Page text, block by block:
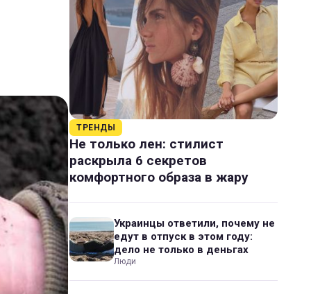
ТРЕНДЫ
Не только лен: стилист
раскрыла 6 секретов
комфортного образа в жару
Украинцы ответили, почему не
едут в отпуск в этом году:
дело не только в деньгах
Люди